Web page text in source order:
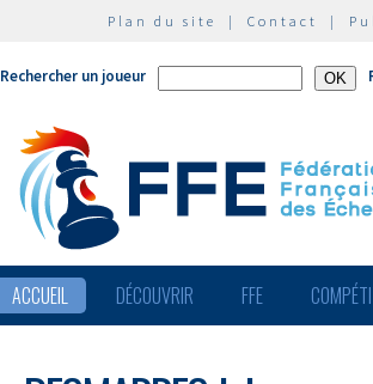
Plan du site | Contact |
Rechercher un joueur
ACCUEIL DÉCOUVRIR FFE